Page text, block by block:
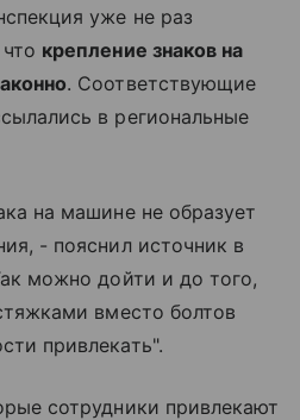
уже не раз
крепление знаков на
. Соответствующие
в региональные
на машине не образует
- пояснил источник в
можно дойти и до того,
вместо болтов
привлекать".
сотрудники привлекают